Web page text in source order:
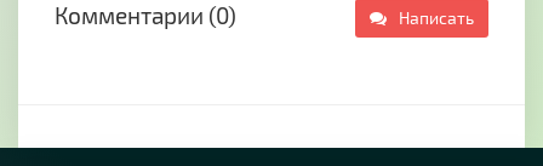
Комментарии (0) Написать